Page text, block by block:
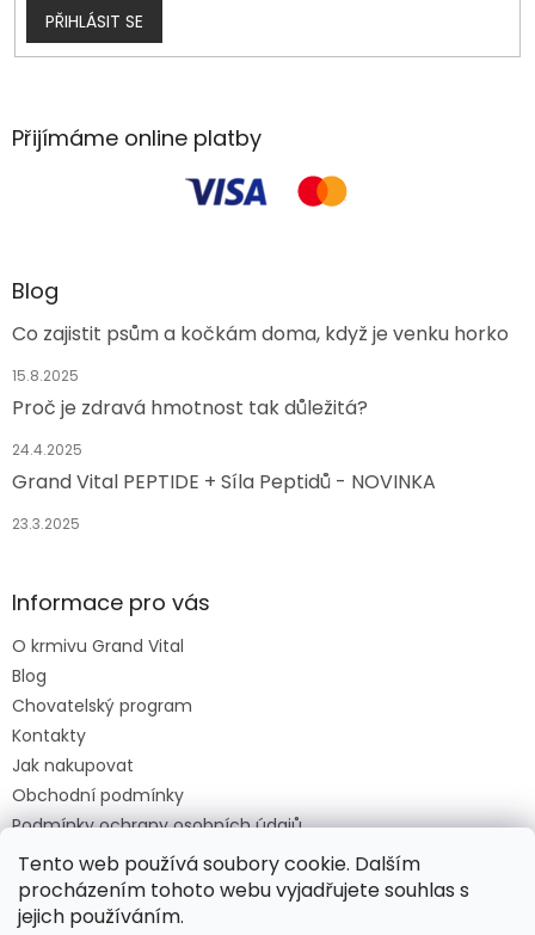
Tento web používá soubory cookie. Dalším
procházením tohoto webu vyjadřujete souhlas s
jejich používáním.
PŘIHLÁSIT SE
Přijímáme online platby
Blog
Co zajistit psům a kočkám doma, když je venku horko
15.8.2025
Proč je zdravá hmotnost tak důležitá?
24.4.2025
Grand Vital PEPTIDE + Síla Peptidů - NOVINKA
23.3.2025
Informace pro vás
O krmivu Grand Vital
Blog
Chovatelský program
Kontakty
Jak nakupovat
Obchodní podmínky
Podmínky ochrany osobních údajů
O krmivu Grand Vital